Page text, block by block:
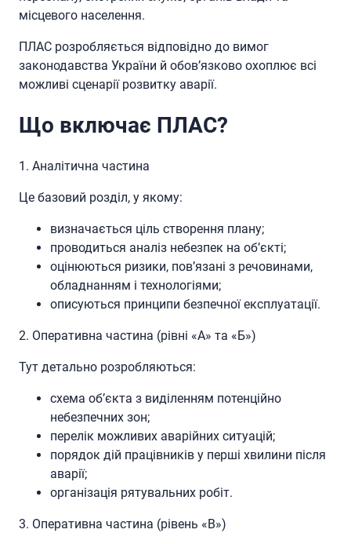
місцевого населення.
ПЛАС розробляється відповідно до вимог
законодавства України й обов’язково охоплює всі
можливі сценарії розвитку аварії.
Що включає ПЛАС?
1. Аналітична частина
Це базовий розділ, у якому:
визначається ціль створення плану;
проводиться аналіз небезпек на об’єкті;
оцінюються ризики, пов’язані з речовинами,
обладнанням і технологіями;
описуються принципи безпечної експлуатації.
2. Оперативна частина (рівні «А» та «Б»)
Тут детально розробляються:
схема об’єкта з виділенням потенційно
небезпечних зон;
перелік можливих аварійних ситуацій;
порядок дій працівників у перші хвилини після
аварії;
організація рятувальних робіт.
3. Оперативна частина (рівень «В»)